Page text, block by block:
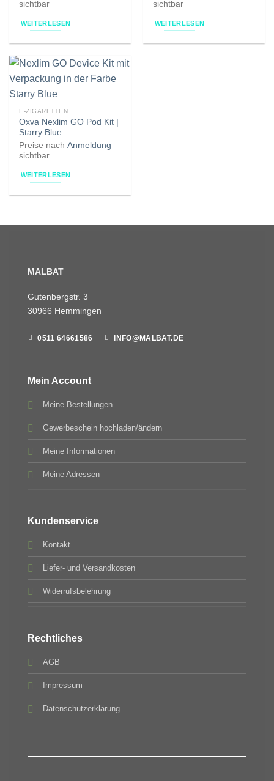
sichtbar
WEITERLESEN
sichtbar
WEITERLESEN
E-ZIGARETTEN
Oxva Nexlim GO Pod Kit |
Starry Blue
Preise nachAnmeldung
sichtbar
WEITERLESEN
MALBAT
Gutenbergstr. 3
30966 Hemmingen
0511 64661586 INFO@MALBAT.DE
Mein Account
Meine Bestellungen
Gewerbeschein hochladen/ändern
Meine Informationen
Meine Adressen
Kundenservice
Kontakt
Liefer- und Versandkosten
Widerrufsbelehrung
Rechtliches
AGB
Impressum
Datenschutzerklärung